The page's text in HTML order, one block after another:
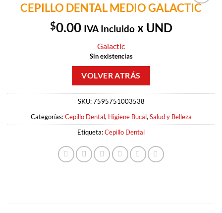
Añadir a
CEPILLO DENTAL MEDIO GALACTIC
$0.00 IVA Incluidox UND
Galactic
Sin existencias
SKU:7595751003538
Categorías:Cepillo Dental, Higiene Bucal, Salud y Belleza
Etiqueta:Cepillo Dental